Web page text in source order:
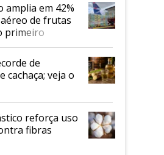
amplia em 42%
de frutas
primeiro
de
cachaça; veja o
reforça uso
fibras